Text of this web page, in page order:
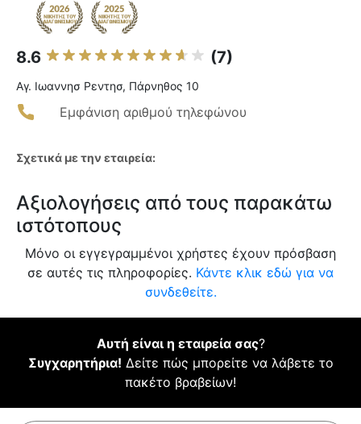
8.6 (7)
Αγ. Ιωαννησ Ρεντησ, Πάρνηθος 10
Εμφάνιση αριθμού τηλεφώνου
Σχετικά με την εταιρεία:
Αξιολογήσεις από τους παρακάτω
ιστότοπους
Μόνο οι εγγεγραμμένοι χρήστες έχουν πρόσβαση
σε αυτές τις πληροφορίες. Κάντε κλικ εδώ για να
συνδεθείτε.
Αυτή είναι η εταιρεία σας?
Συγχαρητήρια! Δείτε πώς μπορείτε να λάβετε το
πακέτο βραβείων!